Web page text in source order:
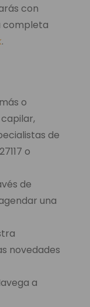
con
completa
.
o
de
o
de
una
novedades
a